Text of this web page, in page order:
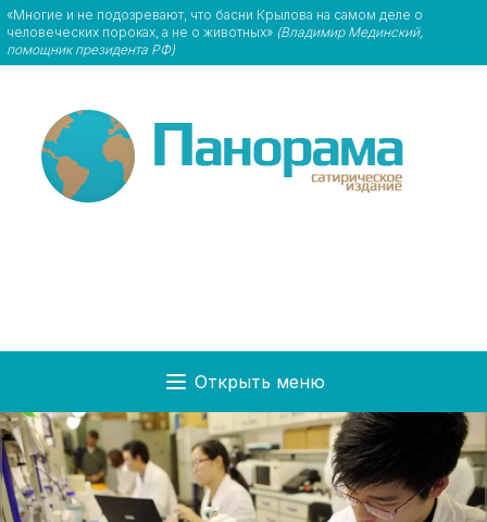
«Многие и не подозревают, что басни Крылова на самом деле о
человеческих пороках, а не о животных» (Владимир Мединский,
помощник президента РФ)
Открыть меню